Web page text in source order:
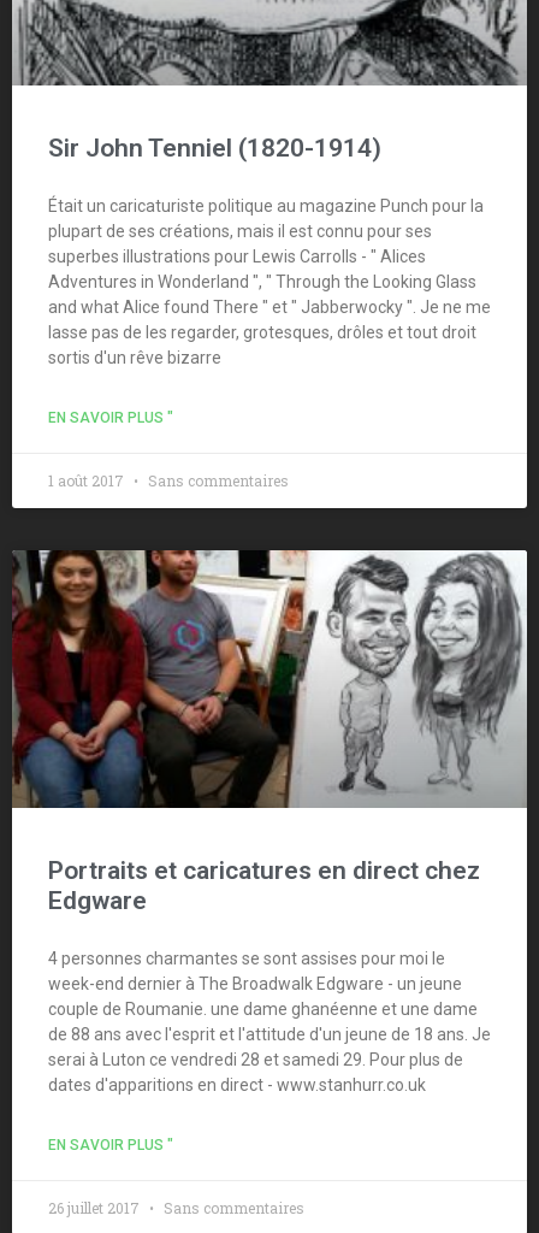
Sir John Tenniel (1820-1914)
Était un caricaturiste politique au magazine Punch pour la
plupart de ses créations, mais il est connu pour ses
superbes illustrations pour Lewis Carrolls - " Alices
Adventures in Wonderland ", " Through the Looking Glass
and what Alice found There " et " Jabberwocky ". Je ne me
lasse pas de les regarder, grotesques, drôles et tout droit
sortis d'un rêve bizarre
EN SAVOIR PLUS "
1 août 2017 Sans commentaires
Portraits et caricatures en direct chez
Edgware
4 personnes charmantes se sont assises pour moi le
week-end dernier à The Broadwalk Edgware - un jeune
couple de Roumanie. une dame ghanéenne et une dame
de 88 ans avec l'esprit et l'attitude d'un jeune de 18 ans. Je
serai à Luton ce vendredi 28 et samedi 29. Pour plus de
dates d'apparitions en direct - www.stanhurr.co.uk
EN SAVOIR PLUS "
26 juillet 2017 Sans commentaires